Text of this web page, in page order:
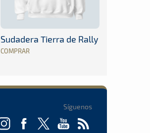
Sudadera Tierra de Rally
COMPRAR
Síguenos